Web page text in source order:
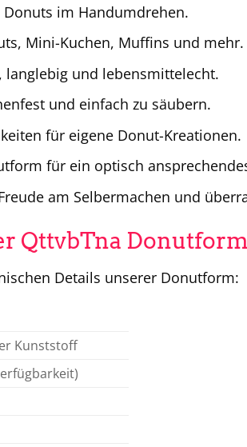
Donuts im Handumdrehen.
Mini-Kuchen, Muffins und mehr.
langlebig und lebensmittelecht.
und einfach zu säubern.
für eigene Donut-Kreationen.
für ein optisch
am Selbermachen und
QttvbTna Donutform
Details unserer Donutform:
Kunststoff